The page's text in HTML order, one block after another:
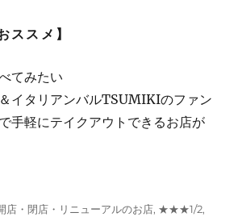
ススメ】
てみたい
イタリアンバルTSUMIKIのファン
手軽にテイクアウトできるお店が
ザ販売のキッチンカー “PKT” パッ
店・閉店・リニューアルのお店, ★★★1/2,